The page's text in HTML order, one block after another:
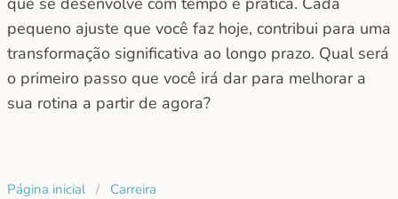
pequeno ajuste que você faz hoje, contribui para uma
transformação significativa ao longo prazo. Qual será
o primeiro passo que você irá dar para melhorar a
sua rotina a partir de agora?
Página inicial / Carreira